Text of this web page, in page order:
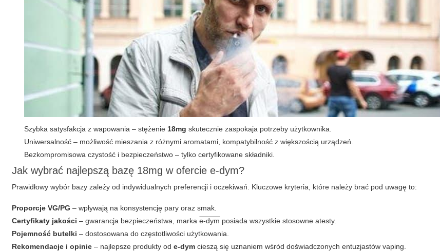
Szybka satysfakcja z wapowania – stężenie 18mg skutecznie zaspokaja potrzeby użytkownika.
Uniwersalność – możliwość mieszania z różnymi aromatami, kompatybilność z większością urządzeń.
Bezkompromisowa czystość i bezpieczeństwo – tylko certyfikowane składniki.
Jak wybrać najlepszą bazę 18mg w ofercie e-dym?
Prawidłowy wybór bazy zależy od indywidualnych preferencji i oczekiwań. Kluczowe kryteria, które należy brać pod uwagę to:
Proporcje VG/PG – wpływają na konsystencję pary oraz smak.
Certyfikaty jakości – gwarancja bezpieczeństwa, markae-dym posiada wszystkie stosowne atesty.
Pojemność butelki – dostosowana do częstotliwości użytkowania.
Rekomendacje i opinie – najlepsze produkty ode-dym cieszą się uznaniem wśród doświadczonych entuzjastów vaping.